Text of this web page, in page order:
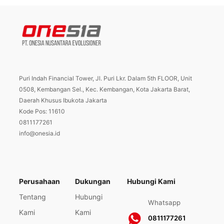
Puri Indah Financial Tower, Jl. Puri Lkr. Dalam 5th FLOOR, Unit
0508, Kembangan Sel., Kec. Kembangan, Kota Jakarta Barat,
Daerah Khusus Ibukota Jakarta
Kode Pos: 11610
0811177261
info@onesia.id
Perusahaan
Tentang
Kami
Dukungan
Hubungi
Kami
Hubungi Kami
Whatsapp
0811177261